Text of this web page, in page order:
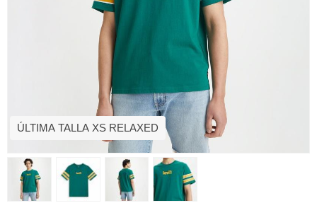
ÚLTIMA TALLA XS RELAXED